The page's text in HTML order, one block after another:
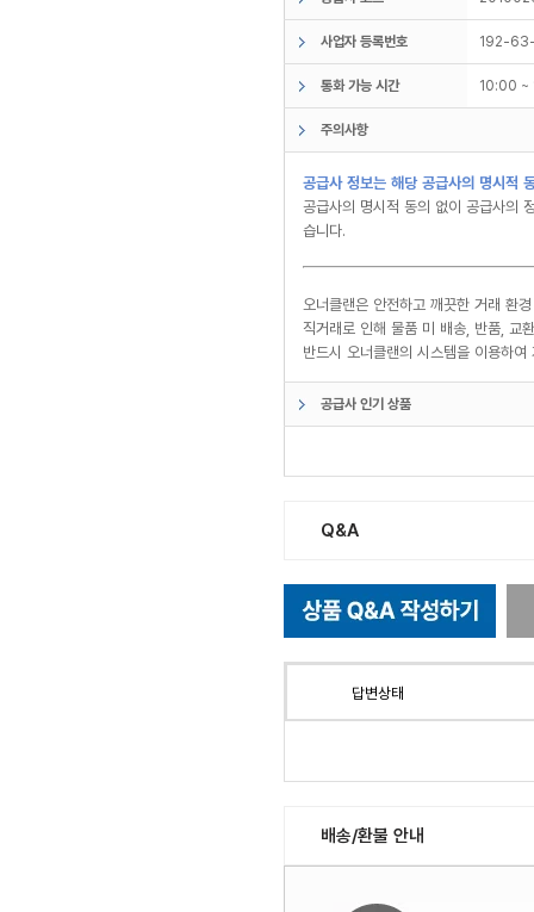
사업자 등록번호 192-
통화 가능 시간 10:00
주의사항
공급사 정보는 해당 공급사의 명시적
공급사의 명시적 동의 없이 공급사의
습니다.
오너클랜은 안전하고 깨끗한 거래 환
직거래로 인해 물품 미 배송, 반품, 교
반드시 오너클랜의 시스템을 이용하
공급사 인기 상품
Q&A
답변상태
배송/환불 안내